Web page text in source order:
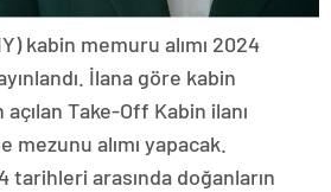
kabin memuru alımı 2024
İlana göre kabin
Take-Off Kabin ilanı
mezunu alımı yapacak.
tarihleri arasında doğanların